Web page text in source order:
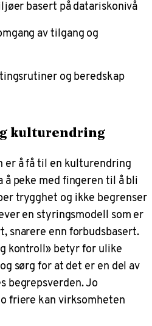
basert på datariskonivå
av tilgang og
og beredskap
kulturendring
er å få til en kulturendring
å peke med fingeren til å bli
trygghet og ikke begrenser
en styringsmodell som er
snarere enn forbudsbasert.
kontroll» betyr for ulike
sørg for at det er en del av
begrepsverden. Jo
friere kan virksomheten